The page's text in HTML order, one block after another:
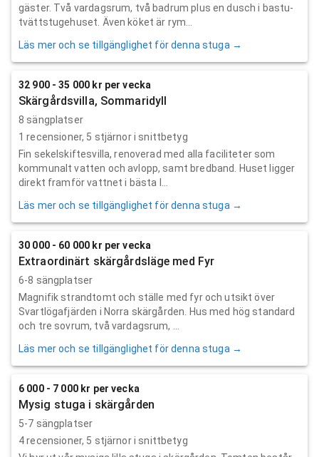
gäster. Två vardagsrum, två badrum plus en dusch i bastu-
tvättstugehuset. Även köket är rym...
Läs mer och se tillgänglighet för denna stuga →
32 900 - 35 000 kr per vecka
Skärgårdsvilla, Sommaridyll
8 sängplatser
1 recensioner, 5 stjärnor i snittbetyg
Fin sekelskiftesvilla, renoverad med alla faciliteter som
kommunalt vatten och avlopp, samt bredband. Huset ligger
direkt framför vattnet i bästa l...
Läs mer och se tillgänglighet för denna stuga →
30 000 - 60 000 kr per vecka
Extraordinärt skärgårdsläge med Fyr
6-8 sängplatser
Magnifik strandtomt och ställe med fyr och utsikt över
Svartlögafjärden i Norra skärgården. Hus med hög standard
och tre sovrum, två vardagsrum, ...
Läs mer och se tillgänglighet för denna stuga →
6 000 - 7 000 kr per vecka
Mysig stuga i skärgården
5-7 sängplatser
4recensioner, 5 stjärnor i snittbetyg